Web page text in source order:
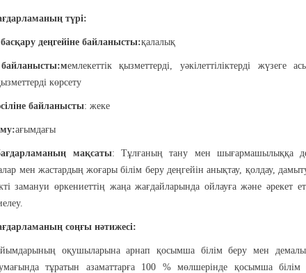
түрі:
деңгейіне байланысты:қалалық
:мемлекеттік қызметтерді, уәкілеттіліктерді
көрсету
байланысты: жеке
ағымдағы
мақсаты: Тұлғаның тану мен шығармашылыққа
мен жастардың жоғары білім беру деңгейін анықтау, қолдау,
замануи өркениеттің жаңа жағдайларында ойлауға және әрекет
соңғы нәтижесі:
оқушыларына арнап қосымша білім беру мен
тұратын азаматтарға 100 % мөлшерінде қосымша білім